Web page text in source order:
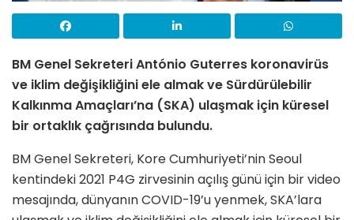
BM Genel Sekreteri António Guterres koronavirüs
ve iklim değişikliğini ele almak ve Sürdürülebilir
Kalkınma Amaçları’na (SKA) ulaşmak için küresel
bir ortaklık çağrısında bulundu.
BM Genel Sekreteri, Kore Cumhuriyeti’nin Seoul
kentindeki 2021 P4G zirvesinin açılış günü için bir video
mesajında, dünyanın COVID-19’u yenmek, SKA’lara